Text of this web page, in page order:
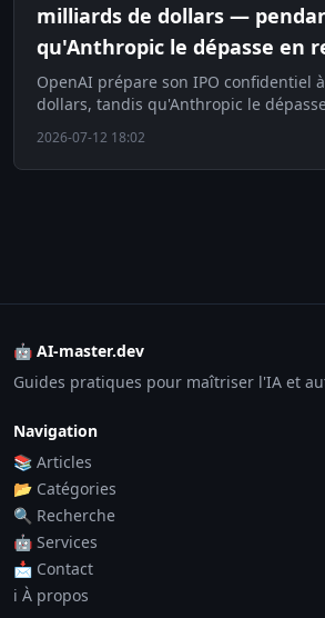
milliards de dollars —
qu'Anthropic le dépasse en
OpenAI prépare son IPO confidentiel
dollars, tandis qu'Anthropic le
2026-07-12 18:02
🤖 AI-master.dev
Guides pratiques pour maîtriser l'IA et
Navigation
📚 Articles
📂 Catégories
🔍 Recherche
🤖 Services
📩 Contact
ℹ️ À propos